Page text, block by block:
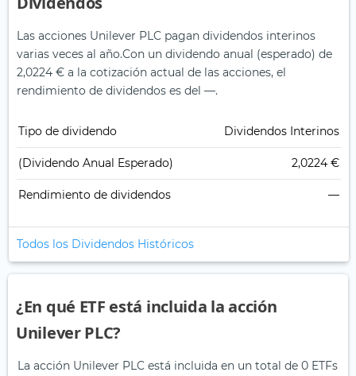
Las acciones Unilever PLC pagan dividendos interinos
varias veces al año.Con un dividendo anual (esperado) de
2,0224 € a la cotización actual de las acciones, el
rendimiento de dividendos es del —.
Tipo de dividendo Dividendos Interinos
(Dividendo Anual Esperado) 2,0224 €
Rendimiento de dividendos —
Todos los Dividendos Históricos
¿En qué ETF está incluida la acción
Unilever PLC?
La acción Unilever PLC está incluida en un total de 0 ETFs